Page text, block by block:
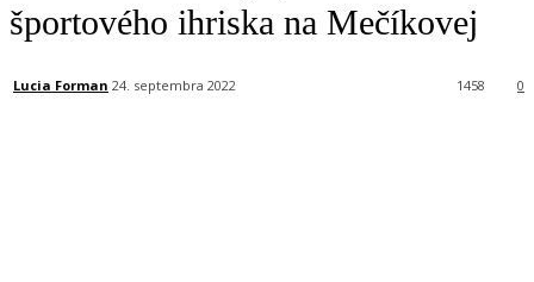
športového ihriska na Mečíkovej
Lucia Forman 24. septembra 2022 0
1458